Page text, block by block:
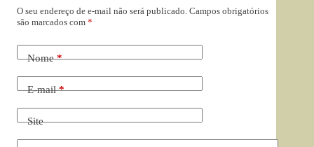
O seu endereço de e-mail não será publicado. Campos obrigatórios
são marcados com *
Nome*
E-mail*
Site